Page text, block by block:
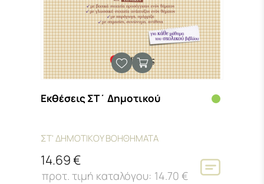
Εκθέσεις ΣΤ΄ Δημοτικού
ΣΤ' ΔΗΜΟΤΙΚΟΥ ΒΟΗΘΗΜΑΤΑ
14.69 €
14.70 €